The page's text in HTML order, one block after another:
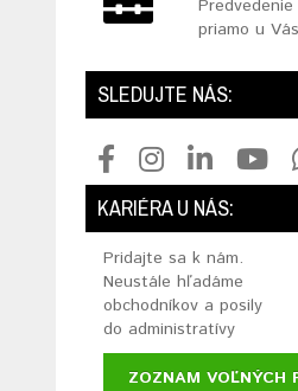
priamo u Vás
SLEDUJTE NÁS:
KARIÉRA U NÁS:
Pridajte sa k nám.
Neustále hľadáme
obchodníkov a posily
do administratívy
ZOZNAM VOĽNÝCH